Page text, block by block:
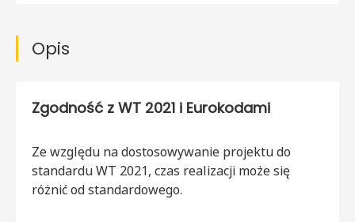
Opis
Zgodność z WT 2021 i Eurokodami
Ze względu na dostosowywanie projektu do
standardu WT 2021, czas realizacji może się
różnić od standardowego.